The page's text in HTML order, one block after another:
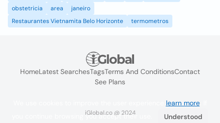
obstetricia
area
janeiro
Restaurantes Vietnamita Belo Horizonte
termometros
HomeLatest SearchesTagsTerms And ConditionsContact
See Plans
iGlobal.co @ 2024
learn more. If
you continue browsing you accept their use.
Understood